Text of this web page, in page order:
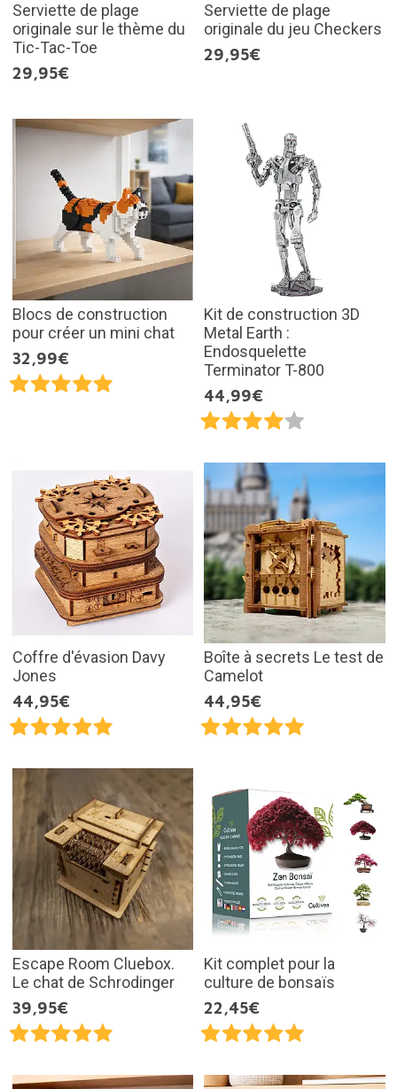
Serviette de plage
originale sur le thème du
Tic-Tac-Toe
29,95€
Serviette de plage
originale du jeu Checkers
29,95€
Blocs de construction
pour créer un mini chat
32,99€
Kit de construction 3D
Metal Earth :
Endosquelette
Terminator T-800
44,99€
Coffre d'évasion Davy
Jones
44,95€
Boîte à secrets Le test de
Camelot
44,95€
Escape Room Cluebox.
Le chat de Schrodinger
39,95€
Kit complet pour la
culture de bonsaïs
22,45€